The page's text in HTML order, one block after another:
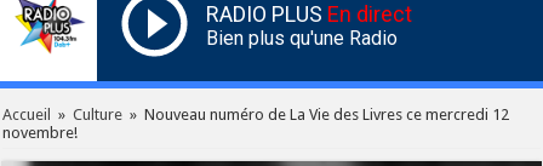
RADIO PLUS En direct
Bien plus qu'une Radio
Accueil » Culture » Nouveau numéro de La Vie des Livres ce mercredi 12
novembre!